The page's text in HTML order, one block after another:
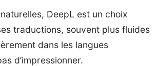
DeepL est un choix
traductions, souvent plus fluides
dans les langues
d’impressionner.